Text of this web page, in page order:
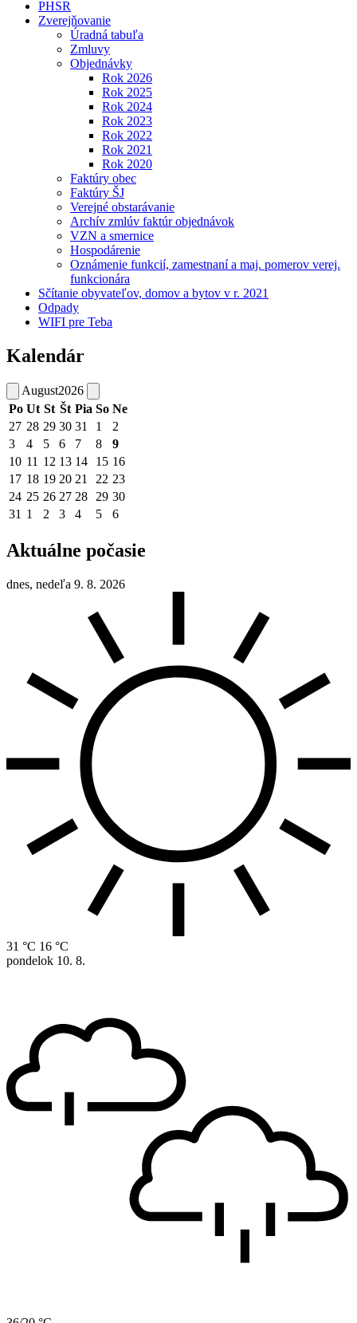
PHSR
Zverejňovanie
Úradná tabuľa
Zmluvy
Objednávky
Rok 2026
Rok 2025
Rok 2024
Rok 2023
Rok 2022
Rok 2021
Rok 2020
Faktúry obec
Faktúry ŠJ
Verejné obstarávanie
Archív zmlúv faktúr objednávok
VZN a smernice
Hospodárenie
Oznámenie funkcií, zamestnaní a maj. pomerov verej.
funkcionára
Sčítanie obyvateľov, domov a bytov v r. 2021
Odpady
WIFI pre Teba
Kalendár
August2026
Po Ut St Št Pia So Ne
27 28 29 30 31 1
2
3
4 5 6 7 8
9
10 11 12 13 14 15 16
17 18 19 20 21 22 23
24 25 26 27 28 29 30
31 1 2 3 4 5 6
Aktuálne počasie
dnes, nedeľa 9. 8. 2026
31 °C 16 °C
pondelok 10. 8.